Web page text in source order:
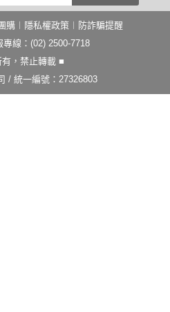
購 隱私權政策
防詐騙提醒
專線：(02) 2500-7718
，禁止轉載 ■
/ 統一編號：27326803